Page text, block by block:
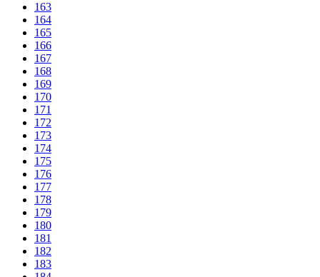
163
164
165
166
167
168
169
170
171
172
173
174
175
176
177
178
179
180
181
182
183